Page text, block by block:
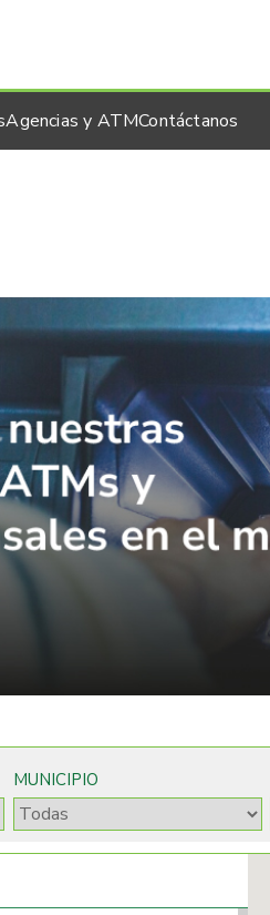
Agencias y ATMContáctanos
MUNICIPIO